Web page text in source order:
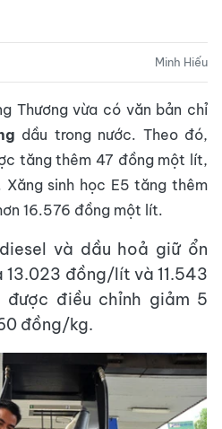
Minh Hiếu
Thương vừa có văn bản chỉ
dầu trong nước. Theo đó,
tăng thêm 47 đồng một lít,
sinh học E5 tăng thêm
16.576 đồng một lít.
và dầu hoả giữ ổn
đồng/lít và 11.543
được điều chỉnh giảm 5
đồng/kg.